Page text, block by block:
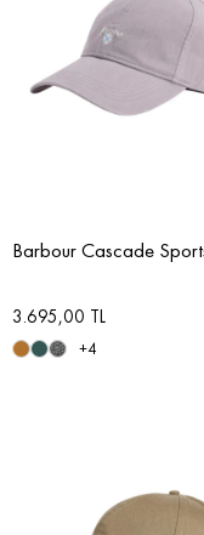
Barbour Cascade
3.695,00 TL
+4